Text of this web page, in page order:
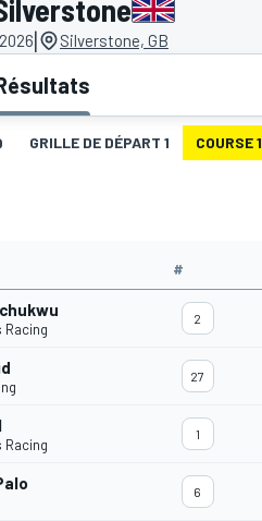
| Silverstone, GB
GRILLE DE DÉPART 1 COURSE 1
#
Racing
2
27
Racing
1
6